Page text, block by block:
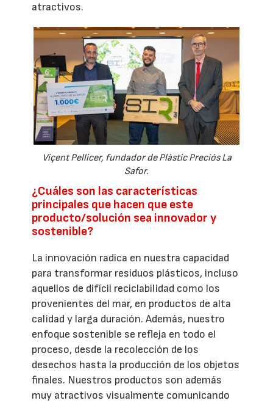
atractivos.
Viçent Pellicer, fundador de Plàstic Preciós La
Safor.
¿Cuáles son las características
principales que hacen que este
producto/solución sea innovador y
sostenible?
La innovación radica en nuestra capacidad
para transformar residuos plásticos, incluso
aquellos de difícil reciclabilidad como los
provenientes del mar, en productos de alta
calidad y larga duración. Además, nuestro
enfoque sostenible se refleja en todo el
proceso, desde la recolección de los
desechos hasta la producción de los objetos
finales. Nuestros productos son además
muy atractivos visualmente comunicando